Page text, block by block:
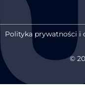
Polityka prywatności i
©